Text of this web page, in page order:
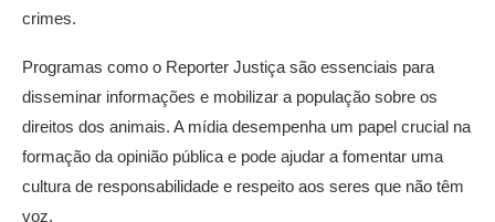
crimes.
Programas como o Reporter Justiça são essenciais para
disseminar informações e mobilizar a população sobre os
direitos dos animais. A mídia desempenha um papel crucial na
formação da opinião pública e pode ajudar a fomentar uma
cultura de responsabilidade e respeito aos seres que não têm
voz.